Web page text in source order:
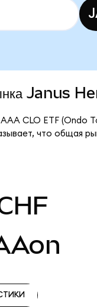
Janus
CLO ETF (Ondo
что общая